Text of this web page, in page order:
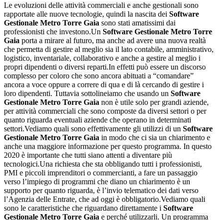
Le evoluzioni delle attività commerciali e anche gestionali sono
rapportate alle nuove tecnologie, quindi la nascita dei Software
Gestionale Metro Torre Gaia sono stati amatissimi dai
professionisti che investono.Un Software Gestionale Metro Torre
Gaia porta a mirare al futuro, ma anche ad avere una nuova realtà
che permetta di gestire al meglio sia il lato contabile, amministrativo,
logistico, inventariale, collaborativo e anche a gestire al meglio i
propri dipendenti o diversi reparti.In effetti può essere un discorso
complesso per coloro che sono ancora abituati a “comandare”
ancora a voce oppure a correre di qua e di là cercando di gestire i
loro dipendenti. Tuttavia sottolineiamo che usando un Software
Gestionale Metro Torre Gaia non è utile solo per grandi aziende,
per attività commerciali che sono composte da diversi settori o per
quanto riguarda eventuali aziende che operano in determinati
settori.Vediamo quali sono effettivamente gli utilizzi di un Software
Gestionale Metro Torre Gaia in modo che ci sia un chiarimento e
anche una maggiore informazione per questo programma. In questo
2020 è importante che tutti siano attenti a diventare più
tecnologici.Una richiesta che sta obbligando tutti i professionisti,
PMI e piccoli imprenditori o commercianti, a fare un passaggio
verso l’impiego di programmi che diano un chiarimento è un
supporto per quanto riguarda, è l’invio telematico dei dati verso
l’Agenzia delle Entrate, che ad oggi è obbligatorio.Vediamo quali
sono le caratteristiche che riguardano direttamente i Software
Gestionale Metro Torre Gaia e perché utilizzarli. Un programma